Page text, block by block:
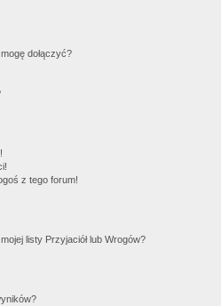
dołączyć?
z tego forum!
listy Przyjaciół lub Wrogów?